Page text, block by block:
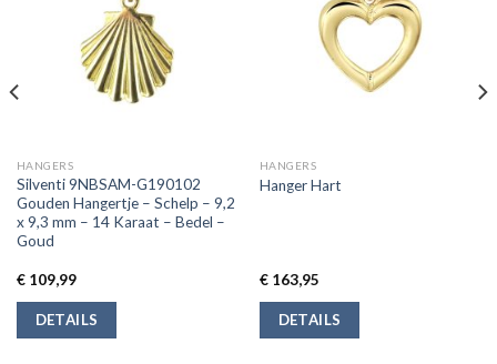
HANGERS
Silventi 9NBSAM-G190102
Gouden Hangertje – Schelp – 9,2
x 9,3 mm – 14 Karaat – Bedel –
Goud
€109,99
DETAILS
HANGERS
Hanger Hart
€163,95
DETAILS